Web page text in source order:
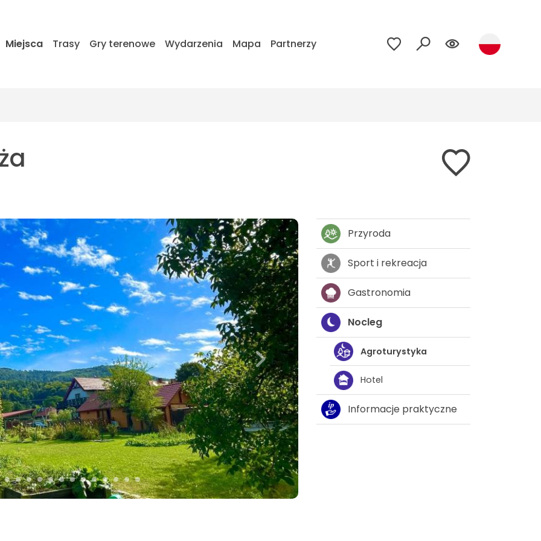
Miejsca Trasy Gry terenowe Wydarzenia Mapa Partnerzy
Przyroda
Sport i rekreacja
Gastronomia
Nocleg
Agroturystyka
Hotel
Informacje praktyczne